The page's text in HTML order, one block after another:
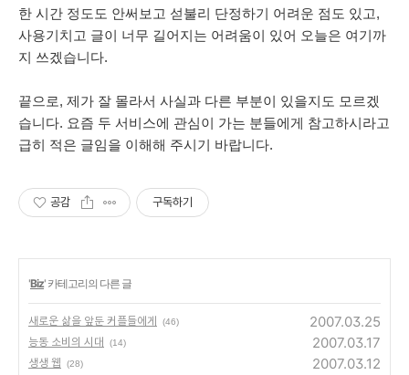
한 시간 정도도 안써보고 섣불리 단정하기 어려운 점도 있고,
사용기치고 글이 너무 길어지는 어려움이 있어 오늘은 여기까
지 쓰겠습니다.
끝으로, 제가 잘 몰라서 사실과 다른 부분이 있을지도 모르겠
습니다. 요즘 두 서비스에 관심이 가는 분들에게 참고하시라고
급히 적은 글임을 이해해 주시기 바랍니다.
공감 구독하기
'Biz' 카테고리의 다른 글
새로운 삶을 앞둔 커플들에게 (46) 2007.03.25
능동 소비의 시대 (14) 2007.03.17
생생 웹 (28) 2007.03.12